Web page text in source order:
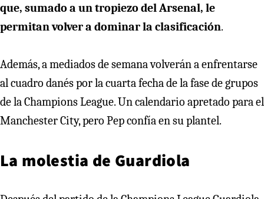
que, sumado a un tropiezo del Arsenal, le
permitan volver a dominar la clasificación.
Además, a mediados de semana volverán a enfrentarse
al cuadro danés por la cuarta fecha de la fase de grupos
de la Champions League. Un calendario apretado para el
Manchester City, pero Pep confía en su plantel.
La molestia de Guardiola